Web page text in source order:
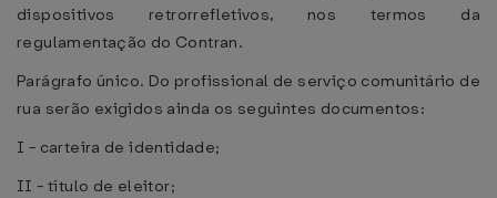
dispositivos retrorrefletivos, nos termos da
regulamentação do Contran.
Parágrafo único. Do profissional de serviço comunitário de
rua serão exigidos ainda os seguintes documentos:
I - carteira de identidade;
II - título de eleitor;